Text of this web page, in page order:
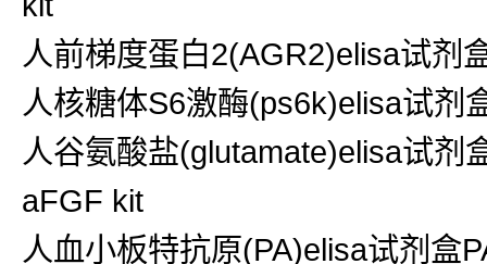
人前梯度蛋白2(AGR2)elisa试剂
人核糖体S6激酶(ps6k)elisa试剂
人谷氨酸盐(glutamate)elisa试剂
aFGF kit
人血小板特抗原(PA)elisa试剂盒